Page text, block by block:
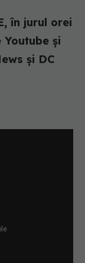
în jurul orei
și
și DC